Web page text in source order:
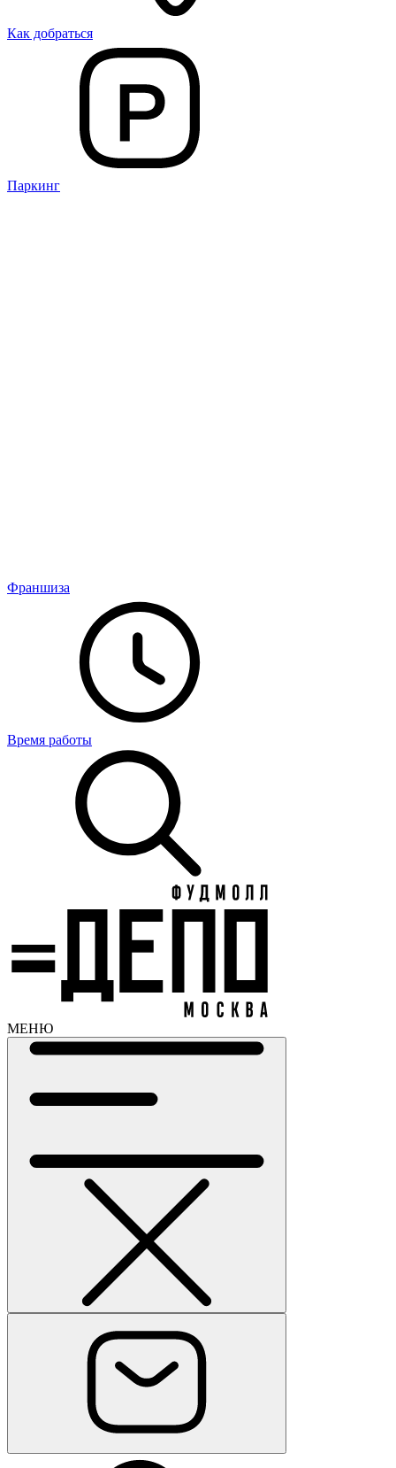
Как добраться
Паркинг
Франшиза
Время работы
МЕНЮ